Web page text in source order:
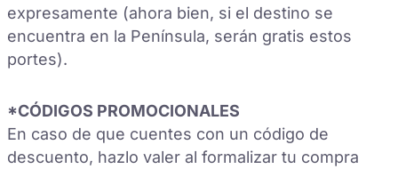
expresamente (ahora bien, si el destino se
encuentra en la Península, serán gratis estos
portes).
*CÓDIGOS PROMOCIONALES
En caso de que cuentes con un código de
descuento, hazlo valer al formalizar tu compra